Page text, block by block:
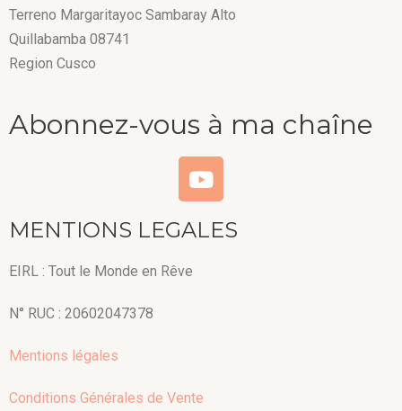
Terreno Margaritayoc Sambaray Alto
Quillabamba 08741
Region Cusco
Abonnez-vous à ma chaîne
MENTIONS LEGALES
EIRL : Tout le Monde en Rêve
N° RUC : 20602047378
Mentions légales
Conditions Générales de Vente